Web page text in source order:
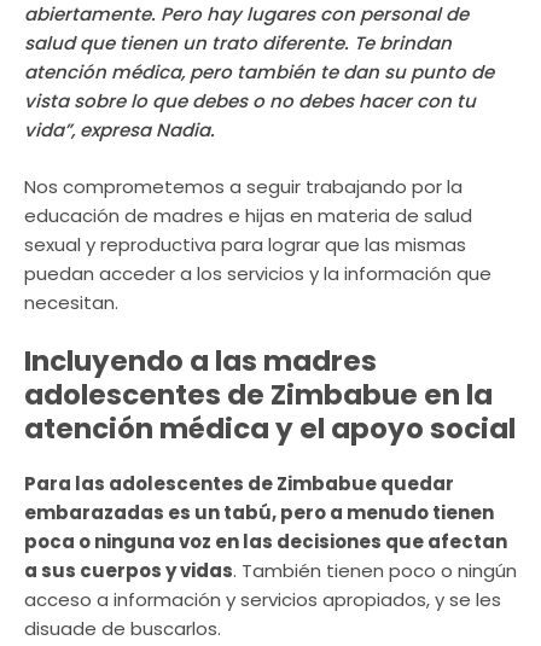
abiertamente. Pero hay lugares con personal de
salud que tienen un trato diferente. Te brindan
atención médica, pero también te dan su punto de
vista sobre lo que debes o no debes hacer con tu
vida”, expresa Nadia.
Nos comprometemos a seguir trabajando por la
educación de madres e hijas en materia de salud
sexual y reproductiva para lograr que las mismas
puedan acceder a los servicios y la información que
necesitan.
Incluyendo a las madres
adolescentes de Zimbabue en la
atención médica y el apoyo social
Para las adolescentes de Zimbabue quedar
embarazadas es un tabú, pero a menudo tienen
poca o ninguna voz en las decisiones que afectan
a sus cuerpos y vidas. También tienen poco o ningún
acceso a información y servicios apropiados, y se les
disuade de buscarlos.